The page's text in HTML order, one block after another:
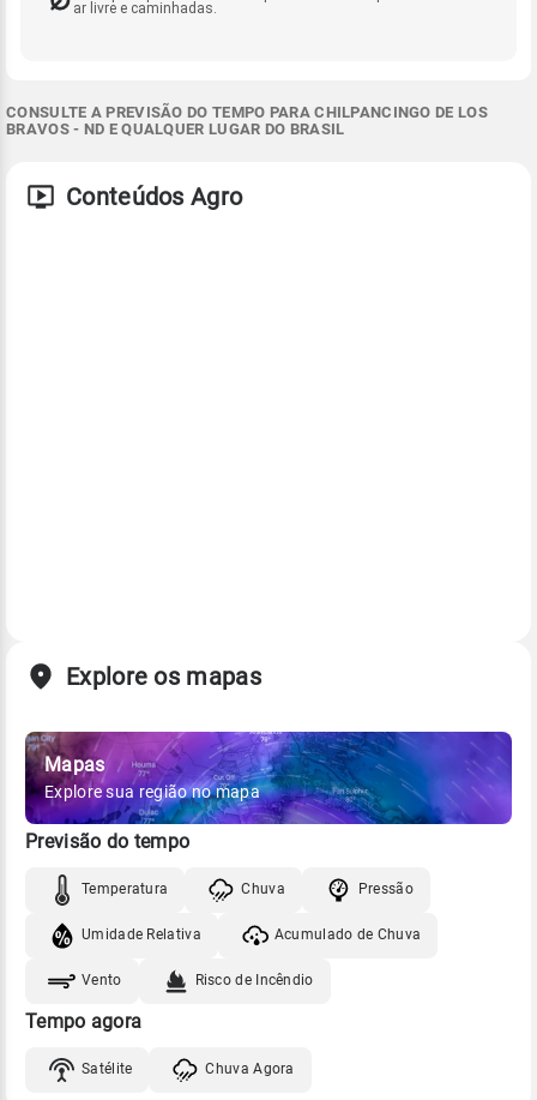
ar livre e caminhadas.
CONSULTE A PREVISÃO DO TEMPO PARA CHILPANCINGO DE LOS
BRAVOS - ND E QUALQUER LUGAR DO BRASIL
Conteúdos Agro
Explore os mapas
Mapas
Explore sua região no mapa
Previsão do tempo
Temperatura Chuva Pressão
Umidade Relativa Acumulado de Chuva
Vento Risco de Incêndio
Tempo agora
Satélite Chuva Agora